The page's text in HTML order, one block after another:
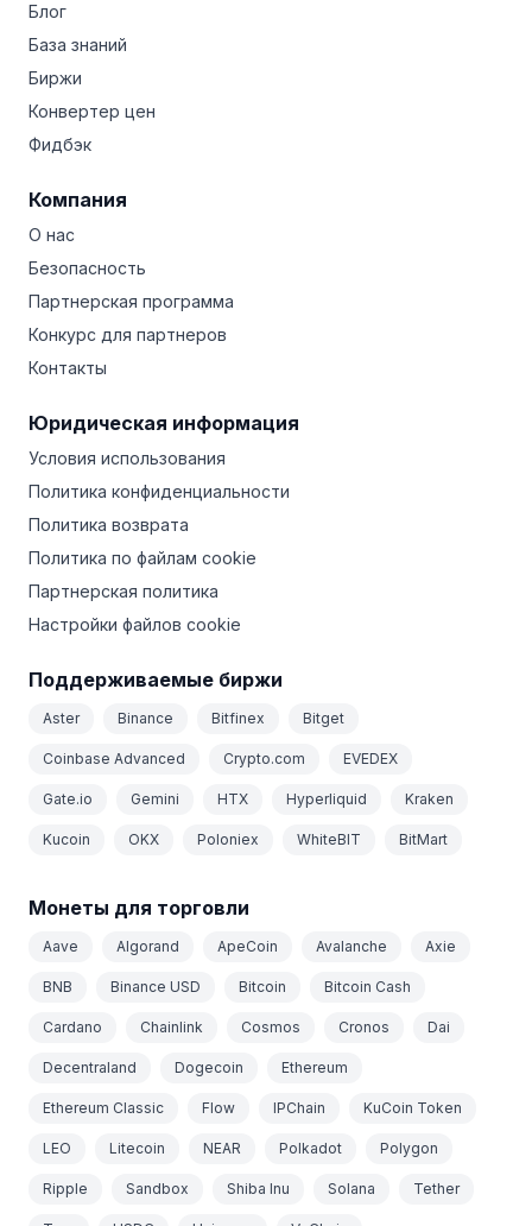
Блог
База знаний
Биржи
Конвертер цен
Фидбэк
Компания
О нас
Безопасность
Партнерская программа
Конкурс для партнеров
Контакты
Юридическая информация
Условия использования
Политика конфиденциальности
Политика возврата
Политика по файлам cookie
Партнерская политика
Настройки файлов cookie
Поддерживаемые биржи
Aster Binance Bitfinex Bitget
Coinbase Advanced Crypto.com EVEDEX
Gate.io Gemini HTX Hyperliquid Kraken
Kucoin OKX Poloniex WhiteBIT BitMart
Монеты для торговли
Aave Algorand ApeCoin Avalanche Axie
BNB Binance USD Bitcoin Bitcoin Cash
Cardano Chainlink Cosmos Cronos Dai
Decentraland Dogecoin Ethereum
Ethereum Classic Flow IPChain KuCoin Token
LEO Litecoin NEAR Polkadot Polygon
Ripple Sandbox Shiba Inu Solana Tether